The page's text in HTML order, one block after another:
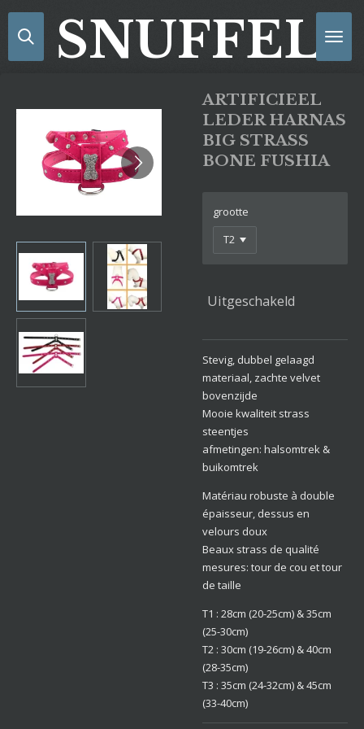
Ga
direct
SNUFFELS
ARTIFICIEEL
LEDER HARNAS
BIG STRASS
BONE FUSHIA
grootte
Uitgeschakeld
Stevig, dubbel gelaagd
materiaal, zachte velvet
bovenzijde
Mooie kwaliteit strass
steentjes
afmetingen: halsomtrek &
buikomtrek
Matériau robuste à double
épaisseur, dessus en
velours doux
Beaux strass de qualité
mesures: tour de cou et tour
de taille
T1 : 28cm (20-25cm) & 35cm
(25-30cm)
T2 : 30cm (19-26cm) & 40cm
(28-35cm)
T3 : 35cm (24-32cm) & 45cm
(33-40cm)